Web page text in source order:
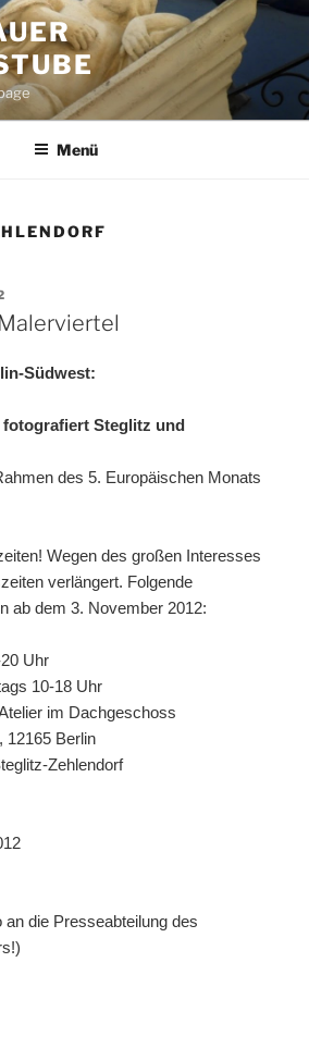
Menü
Südwest:
fotografiert Steglitz und
des 5. Europäischen Monats
Wegen des großen Interesses
verlängert. Folgende
ab dem 3. November 2012:
Uhr
10-18 Uhr
im Dachgeschoss
12165 Berlin
Zehlendorf
die Presseabteilung des